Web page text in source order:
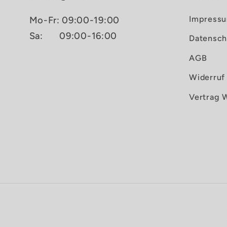
Mo-Fr: 09:00-19:00
Sa:
09:00-16:00
AGB
Widerruf
Vertrag